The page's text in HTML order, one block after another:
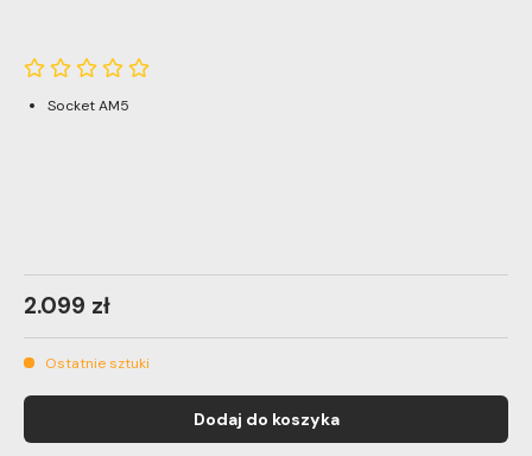
Socket AM5
2.099 zł
Ostatnie sztuki
Dodaj do koszyka